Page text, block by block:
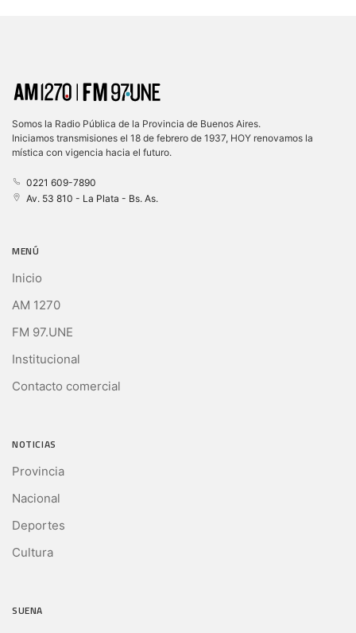
Somos la Radio Pública de la Provincia de Buenos Aires.
Iniciamos transmisiones el 18 de febrero de 1937, HOY renovamos la
mística con vigencia hacia el futuro.
0221 609-7890
Av. 53 810 - La Plata - Bs. As.
MENÚ
Inicio
AM 1270
FM 97.UNE
Institucional
Contacto comercial
NOTICIAS
Provincia
Nacional
Deportes
Cultura
SUENA